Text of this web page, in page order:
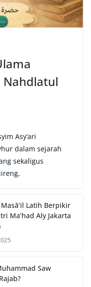
Nahdlatul
Asy’ari
dalam sejarah
sekaligus
Latih Berpikir
Ma’had Aly Jakarta
Saw